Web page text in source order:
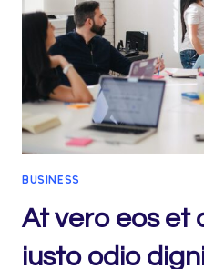
EXPEDITA
DISTINCTIO
BUSINESS
At vero eos et
iusto odio